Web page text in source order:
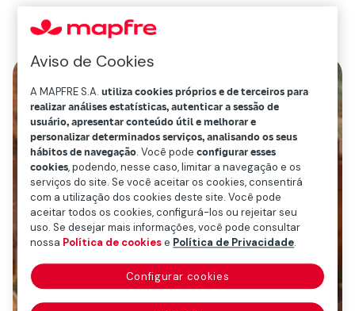
Aviso de Cookies
A MAPFRE S.A.utiliza cookies próprios e de terceiros para
realizar análises estatísticas, autenticar a sessão de
usuário, apresentar conteúdo útil e melhorar e
personalizar determinados serviços, analisando os seus
hábitos de navegação. Você podeconfigurar esses
cookies, podendo, nesse caso, limitar a navegação e os
serviços do site. Se você aceitar os cookies, consentirá
com a utilização dos cookies deste site. Você pode
aceitar todos os cookies, configurá-los ou rejeitar seu
uso. Se desejar mais informações, você pode consultar
nossa Política de cookiese Política de Privacidade.
Configurar cookies